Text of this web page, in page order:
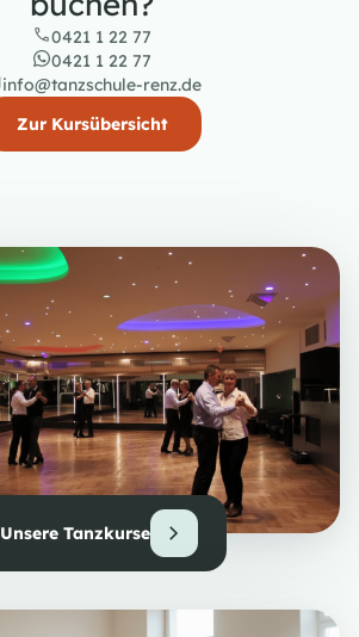
0421 1 22 77
0421 1 22 77
info@tanzschule-renz.de
Zur Kursübersicht
Unsere Tanzkurse